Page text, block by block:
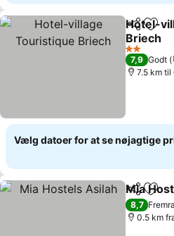
Del Føj
Hotel-
Briech
2 Stjerner
7,9 Godt
7.5 km til
Vælg datoer for at se nøjagtige
Del Føj
Mia
8,7
0.5 km